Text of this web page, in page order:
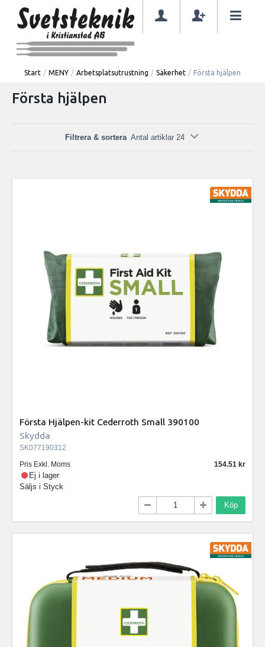
Start / MENY / Arbetsplatsutrustning / Säkerhet / Första hjälpen
Första hjälpen
Filtrera & sortera Antal artiklar 24
Första Hjälpen-kit Cederroth Small 390100
Skydda
SK077190312
Pris Exkl. Moms
154.51
Ej i lager
Säljs i Styck
Köp